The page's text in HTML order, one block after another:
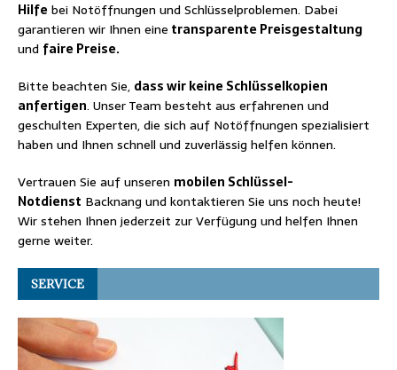
Hilfe bei Notöffnungen und Schlüsselproblemen. Dabei
garantieren wir Ihnen eine transparente Preisgestaltung
und faire Preise.
Bitte beachten Sie, dass wir keine Schlüsselkopien
anfertigen. Unser Team besteht aus erfahrenen und
geschulten Experten, die sich auf Notöffnungen spezialisiert
haben und Ihnen schnell und zuverlässig helfen können.
Vertrauen Sie auf unseren mobilen Schlüssel-
Notdienst Backnang und kontaktieren Sie uns noch heute!
Wir stehen Ihnen jederzeit zur Verfügung und helfen Ihnen
gerne weiter.
SERVICE